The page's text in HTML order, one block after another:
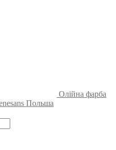
Олійна фарба
Польша